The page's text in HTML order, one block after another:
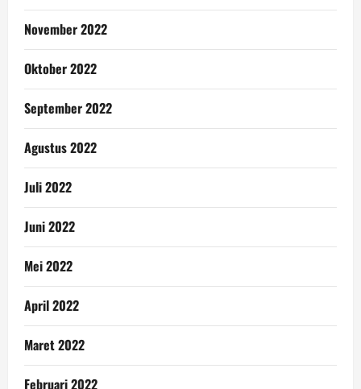
November 2022
Oktober 2022
September 2022
Agustus 2022
Juli 2022
Juni 2022
Mei 2022
April 2022
Maret 2022
Februari 2022